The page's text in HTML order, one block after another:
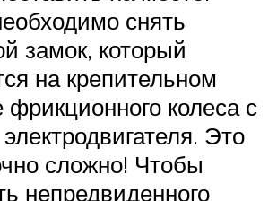
снять
замок, который
на крепительном
фрикционного колеса с
Это
сложно! Чтобы
непредвиденного